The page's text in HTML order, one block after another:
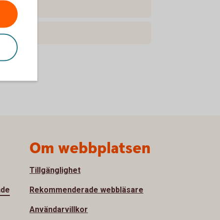
Om webbplatsen
Tillgänglighet
Rekommenderade webbläsare
Användarvillkor